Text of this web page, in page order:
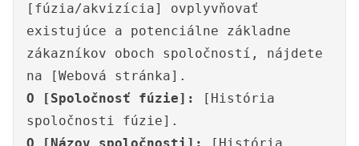
[fúzia/akvizícia] ovplyvňovať
existujúce a potenciálne základne
zákazníkov oboch spoločností, nájdete
na [Webová stránka].
O [Spoločnosť fúzie]:
[História
spoločnosti fúzie].